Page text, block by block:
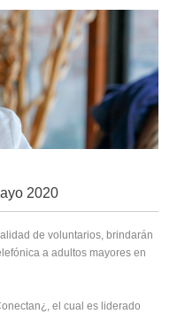
2020
de voluntarios, brindarán
a adultos mayores en
el cual es liderado